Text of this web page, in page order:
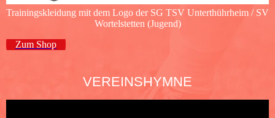
Trainingskleidung mit dem Logo der SG TSV Unterthührheim / SV
Wortelstetten (Jugend)
Zum Shop
VEREINSHYMNE